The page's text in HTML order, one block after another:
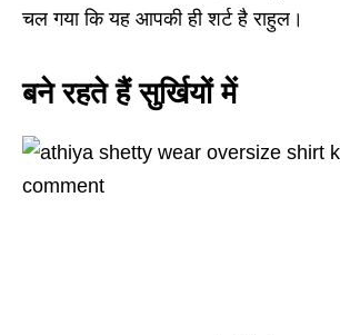
चल गया कि यह आपकी ही शर्ट है राहुल।
बने रहते हैं सुर्खियों में